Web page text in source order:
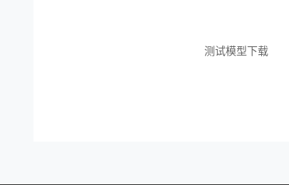
测试模型下载